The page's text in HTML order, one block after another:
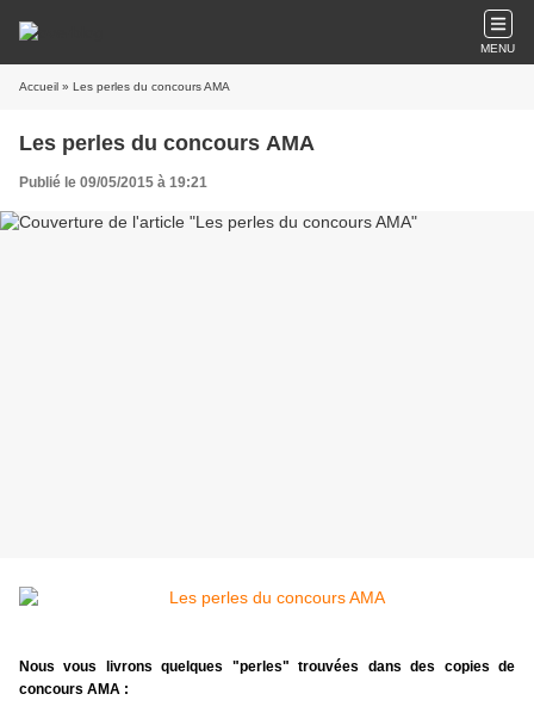
MENU
Accueil » Les perles du concours AMA
Les perles du concours AMA
Publié le 09/05/2015 à 19:21
Nous vous livrons quelques "perles" trouvées dans des copies de
concours AMA :